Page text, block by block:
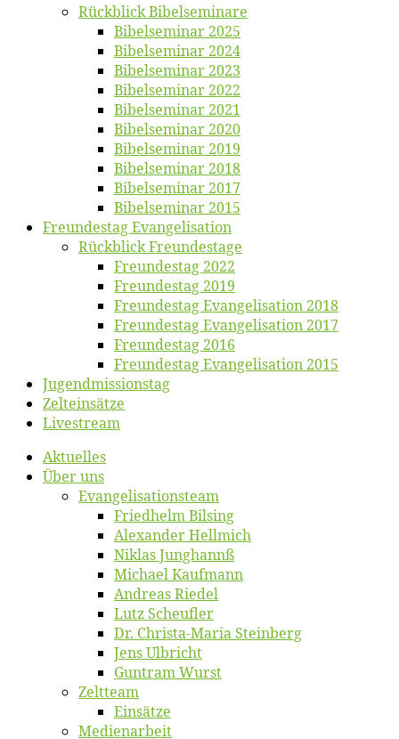
Rück­blick Bibelseminare
Bi­bel­se­mi­nar 2025
Bi­bel­se­mi­nar 2024
Bi­bel­se­mi­nar 2023
Bi­bel­se­mi­nar 2022
Bi­bel­se­mi­nar 2021
Bi­bel­se­mi­nar 2020
Bi­bel­se­mi­nar 2019
Bi­bel­se­mi­nar 2018
Bibelsemi­nar 2017
Bibelsemi­nar 2015
Freun­des­tag Evangelisation
Rück­blick Freundestage
Freun­des­tag 2022
Freun­des­tag 2019
Freun­des­tag Evan­ge­li­sa­ti­on 2018
Freun­des­tag Evan­ge­li­sa­ti­on 2017
Freun­des­tag 2016
Freun­des­tag Evan­ge­li­sa­ti­on 2015
Jugend­mis­sions­tag
Zelt­ein­sät­ze
Live­stream
Ak­tu­el­les
Über uns
Evangelisa­tions­team
Fried­helm Bilsing
Alex­an­der Hellmich
Ni­klas Junghannß
Mi­cha­el Kaufmann
An­dre­as Riedel
Lutz Scheuf­ler
Dr. Chris­­ta-Ma­ria Steinberg
Jens Ulb­richt
Gun­tram Wurst
Zelt­team
Ein­sät­ze
Me­di­en­ar­beit